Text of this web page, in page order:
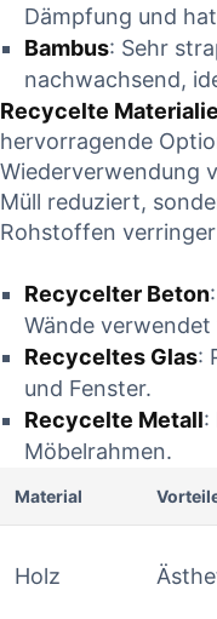
Dämpfung und
Bambus: Sehr
nachwachsend,
Recycelte
hervorragende
Wiederverwendung
Müll reduziert,
Rohstoffen
Recycelter Beton
Wände verwendet
Recyceltes Glas:
und Fenster.
Recycelte Metall:
Möbelrahmen.
Material
Holz